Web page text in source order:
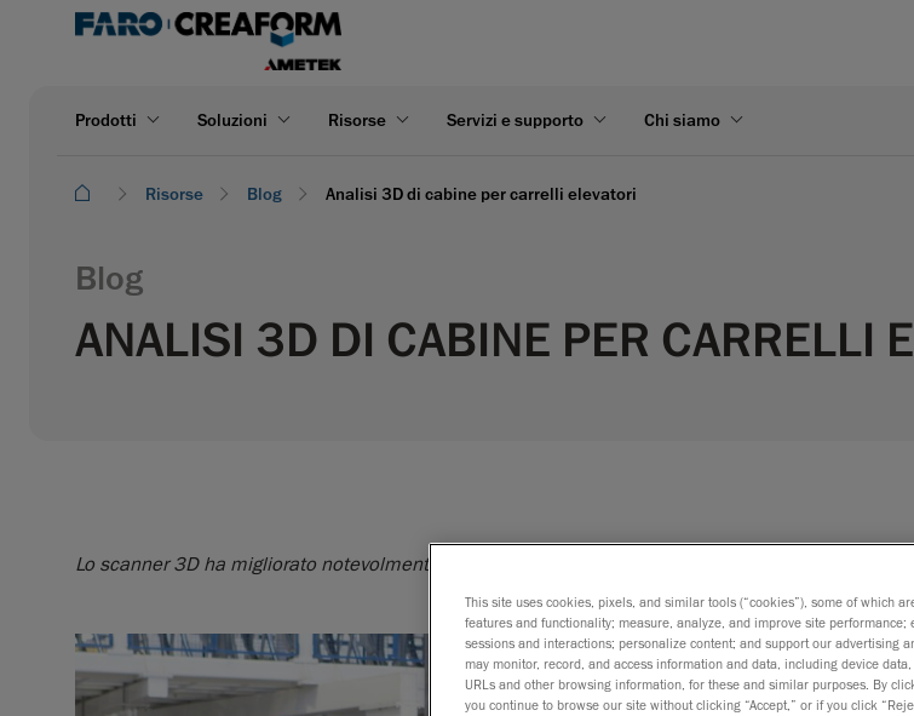
Prodotti Soluzioni Risorse Servizi e supporto Chi siamo
Risorse Blog Analisi 3D di cabine per carrelli elevatori
Blog
ANALISI 3D DI CABINE PER CARRELLI
Lo scanner 3D ha migliorato notevolmente la capacità dell’azienda di analizzare e gestire i nuovi
This site uses cookies, pixels, and similar tools (“cookies”), some of which
features and functionality; measure, analyze, and improve site performance;
sessions and interactions; personalize content; and support our advertising
may monitor, record, and access information and data, including device
URLs and other browsing information, for these and similar purposes. By
you continue to browse our site without clicking “Accept,” or if you click